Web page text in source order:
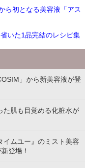
ら初となる美容液「アス
いた1品完結のレシピ集
」から新美容液が登
た肌も目覚める化粧水が
イムユー』のミスト美容
登場！